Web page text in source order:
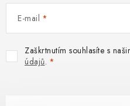
E-mail
Zaškrtnutím souhlasíte s
údajů.